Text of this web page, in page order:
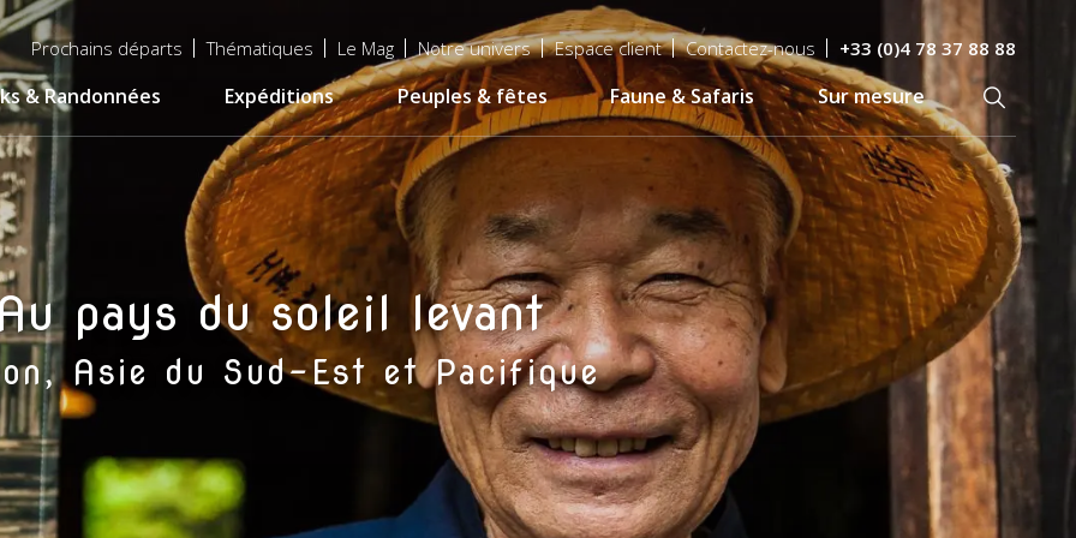
Menu
top
Prochains départs Thématiques Le Mag Notre univers Espace client Contactez-nous +33 (0)4 78 37 88 88
& Randonnées Expéditions Peuples & fêtes Faune & Safaris Sur mesure
pays du soleil levant
Asie du Sud-Est et Pacifique